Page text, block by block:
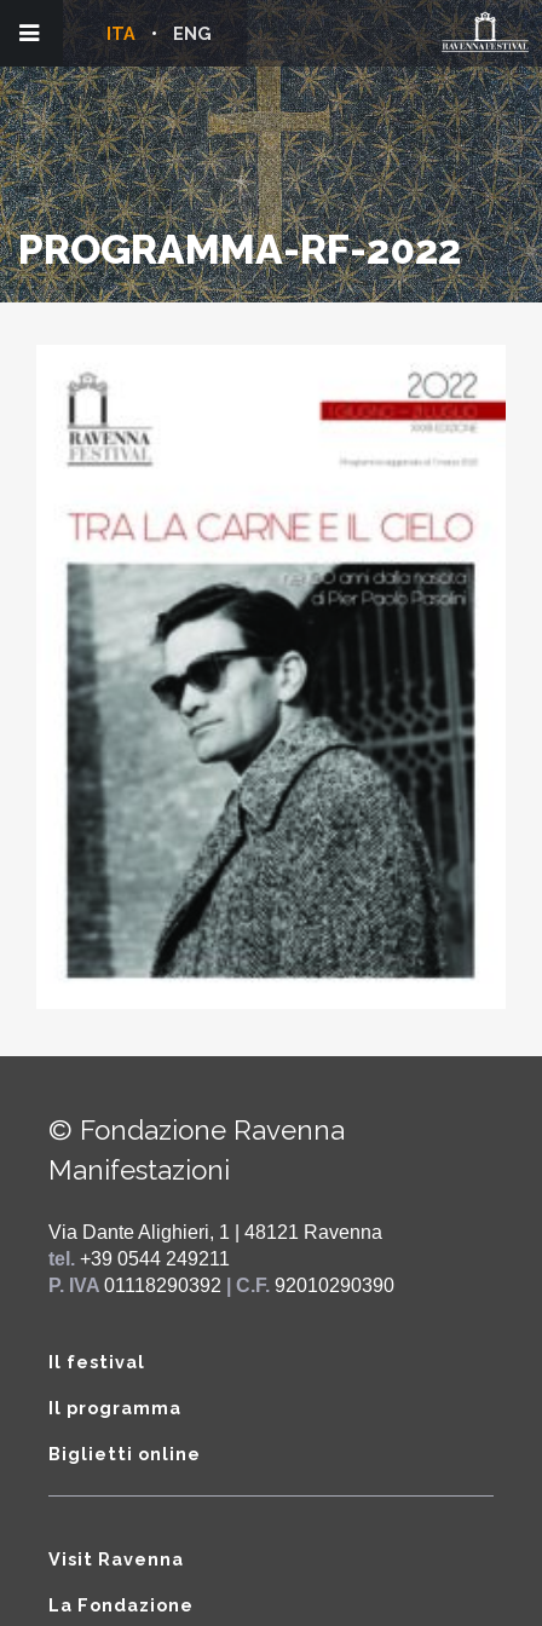
ENG
ITA
PROGRAMMA-RF-2022
© Fondazione Ravenna
Manifestazioni
Via Dante Alighieri, 1 | 48121 Ravenna
tel. +39 0544 249211
P. IVA 01118290392 | C.F. 92010290390
Il festival
Il programma
Biglietti online
Visit Ravenna
La Fondazione